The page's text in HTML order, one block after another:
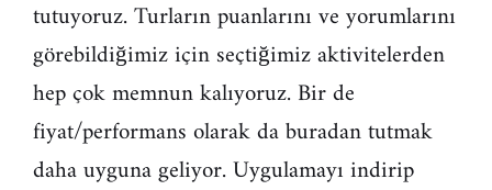
tutuyoruz. Turların puanlarını ve yorumlarını
görebildiğimiz için seçtiğimiz aktivitelerden
hep çok memnun kalıyoruz. Bir de
fiyat/performans olarak da buradan tutmak
daha uyguna geliyor. Uygulamayı indirip